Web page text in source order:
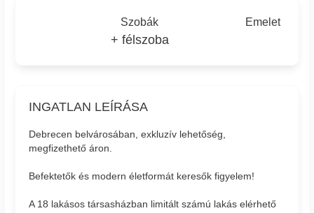
Szobák
+ félszoba
Emelet
INGATLAN LEÍRÁSA
Debrecen belvárosában, exkluzív lehetőség,
megfizethető áron.
Befektetők és modern életformát keresők figyelem!
A 18 lakásos társasházban limitált számú lakás elérhető